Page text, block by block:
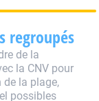
regroupés
de la
la CNV pour
de la plage,
possibles